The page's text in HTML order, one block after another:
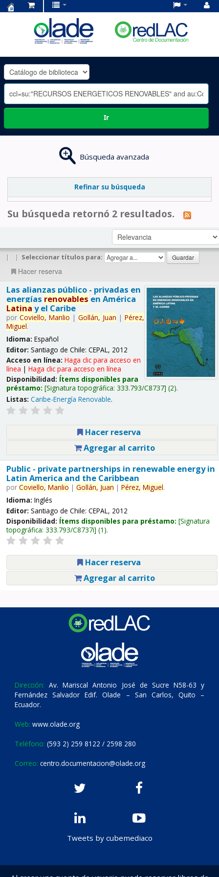
OLADE
-
Ir
Búsqueda avanzada
Refinar su búsqueda
Su búsqueda retornó 2 resultados.
| | Seleccionar títulos para:
Hacer reserva
Las alianzas público - privadas en
energías renovables en América
Latina y el Caribe
por Coviello, Manlio | Gollán, Juan | Pérez,
Miguel.
Idioma: Español
Editor: Santiago de Chile: CEPAL, 2012
Acceso en línea: Haga clic para acceso en
línea | Haga clic para acceso en línea
Disponibilidad: Ítems disponibles para
préstamo: Signatura topográfica: 333.793/C8737 (2).
Listas: Caribe-Energía Renovable.
Hacer reserva
Agregar al carrito
Public - private partnerships in renewable energy in
Latin America and the Caribbean
por Coviello, Manlio | Gollán, Juan | Pérez, Miguel.
Idioma: Inglés
Editor: Santiago de Chile: CEPAL, 2012
Disponibilidad: Ítems disponibles para préstamo: Signatura
topográfica: 333.793/C8737i (1).
Hacer reserva
Agregar al carrito
Dirección: Av. Mariscal Antonio José de Sucre N58-63 y
Fernández Salvador Edif. Olade – San Carlos, Quito –
Ecuador.
Web: www.olade.org
Teléfono: (593 2) 259 8122 / 2598 280
Correo: centro.documentacion@olade.org
Tweets by cubemediaco